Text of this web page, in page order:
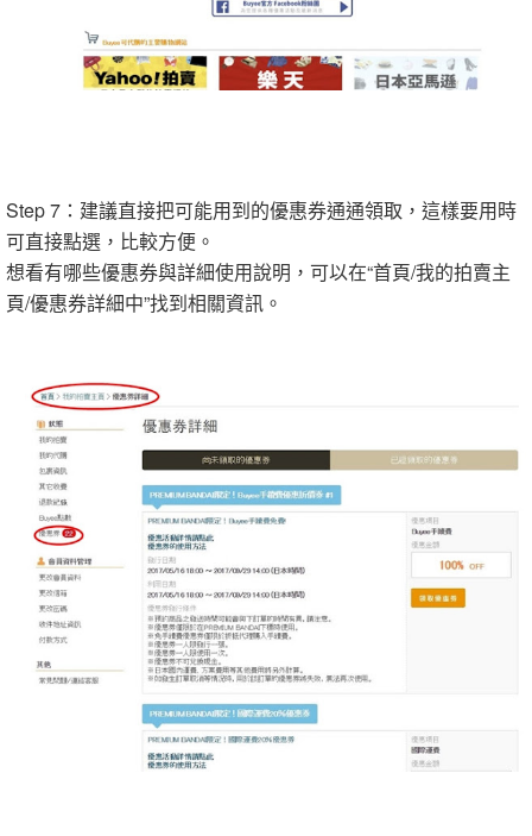
Step 7：建議直接把可能用到的優惠券通通領取，這樣要用時
可直接點選，比較方便。
想看有哪些優惠券與詳細使用說明，可以在“首頁/我的拍賣主
頁/優惠券詳細中”找到相關資訊。